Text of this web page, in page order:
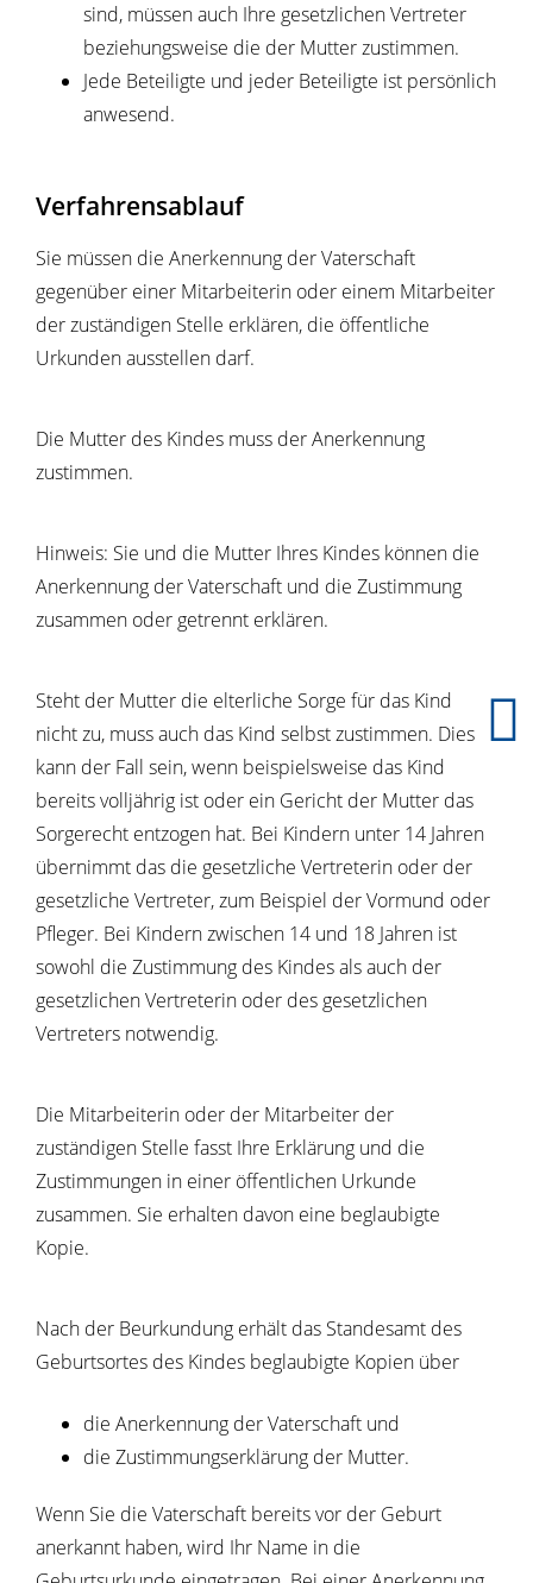
sind, müssen auch Ihre gesetzlichen Vertreter
beziehungsweise die der Mutter zustimmen.
Jede Beteiligte und jeder Beteiligte ist persönlich
anwesend.
Verfahrensablauf
Sie müssen die Anerkennung der Vaterschaft
gegenüber einer Mitarbeiterin oder einem Mitarbeiter
der zuständigen Stelle erklären, die öffentliche
Urkunden ausstellen darf.
Die Mutter des Kindes muss der Anerkennung
zustimmen.
Hinweis: Sie und die Mutter Ihres Kindes können die
Anerkennung der Vaterschaft und die Zustimmung
zusammen oder getrennt erklären.
Steht der Mutter die elterliche Sorge für das Kind
nicht zu, muss auch das Kind selbst zustimmen. Dies
kann der Fall sein, wenn beispielsweise das Kind
bereits volljährig ist oder ein Gericht der Mutter das
Sorgerecht entzogen hat. Bei Kindern unter 14 Jahren
übernimmt das die gesetzliche Vertreterin oder der
gesetzliche Vertreter, zum Beispiel der Vormund oder
Pfleger. Bei Kindern zwischen 14 und 18 Jahren ist
sowohl die Zustimmung des Kindes als auch der
gesetzlichen Vertreterin oder des gesetzlichen
Vertreters notwendig.
Die Mitarbeiterin oder der Mitarbeiter der
zuständigen Stelle fasst Ihre Erklärung und die
Zustimmungen in einer öffentlichen Urkunde
zusammen. Sie erhalten davon eine beglaubigte
Kopie.
Nach der Beurkundung erhält das Standesamt des
Geburtsortes des Kindes beglaubigte Kopien über
die Anerkennung der Vaterschaft und
die Zustimmungserklärung der Mutter.
Wenn Sie die Vaterschaft bereits vor der Geburt
anerkannt haben, wird Ihr Name in die